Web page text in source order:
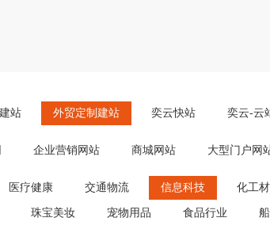
站 外贸定制建站 奕云快站 奕云-云
企业营销网站 商城网站 大型门户网
医疗健康 交通物流 信息科技 化工
珠宝美妆 宠物用品 食品行业